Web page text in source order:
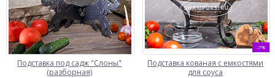
Подставка под садж "Слоны"
(разборная)
-7%
Подставка кованая с емкостями
для соуса